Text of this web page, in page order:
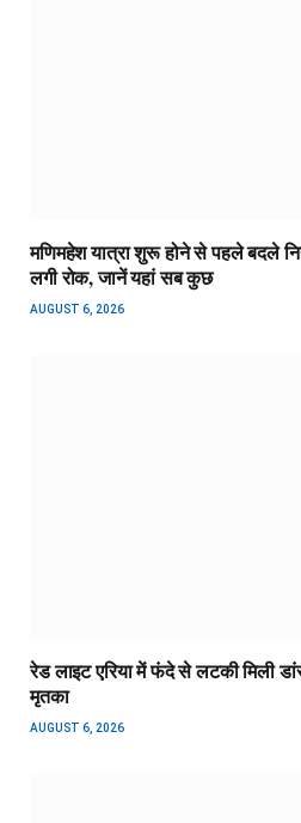
मणिमहेश यात्रा शुरू होने से पहले बदले
लगी रोक, जानें यहां सब कुछ
AUGUST 6, 2026
रेड लाइट एरिया में फंदे से लटकी मिली
मृतका
AUGUST 6, 2026